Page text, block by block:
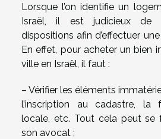
Lorsque l’on identifie un
Israël, il est judicieux de
dispositions afin d’effectuer
En effet, pour acheter un bien
ville en Israël, il faut :
– Vérifier les éléments
l’inscription au cadastre, la
locale, etc. Tout cela peut se
son avocat ;